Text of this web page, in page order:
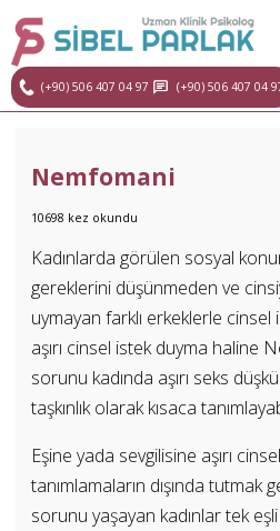
(+90) 506 407 04 97 (+90) 506 407 04
Nemfomani
10698 kez okundu
Kadınlarda görülen sosyal
gereklerini düşünmeden ve
uymayan farklı erkeklerle
aşırı cinsel istek duyma haline
sorunu kadında aşırı seks
taşkınlık olarak kısaca
Eşine yada sevgilisine aşırı
tanımlamaların dışında
sorunu yaşayan kadınlar tek